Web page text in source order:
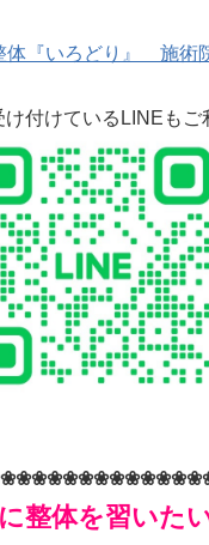
体『いろどり』 施術
付けているLINEもご
整体を習いた